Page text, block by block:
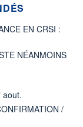
EN CRSI :
NÉANMOINS
aout.
/